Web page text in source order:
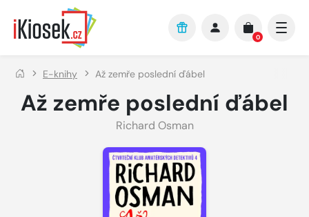
Přejít na hlavní obsah
0
E-knihy Až zemře poslední ďábel
Až zemře poslední ďábel
Richard Osman